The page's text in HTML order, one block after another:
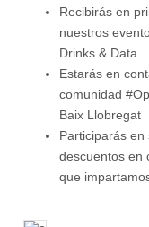
Recibirás en
nuestros
Drinks & Data
Estarás en
comunidad
Baix Llobregat
Participarás en
descuentos en
que